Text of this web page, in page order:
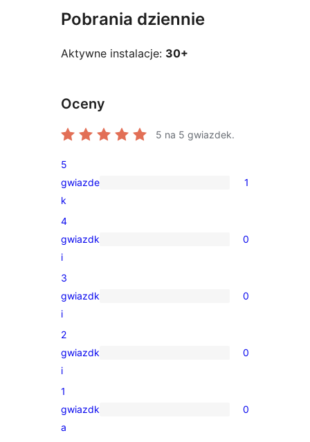
Pobrania dziennie
Aktywne instalacje: 30+
Oceny
5 na 5 gwiazdek.
1
recenzja
5-
gwiazdkowa
5
gwiazde
k
1
0
recenzji
4-
gwiazdkowych
4
gwiazdk
i
0
0
recenzji
3-
gwiazdkowych
3
gwiazdk
i
0
0
recenzji
2-
gwiazdkowych
2
gwiazdk
i
0
0
recenzji
1
gwiazdk
a
0